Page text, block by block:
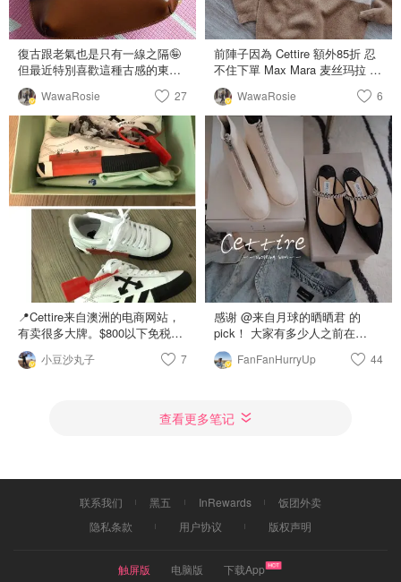
復古跟老氣也是只有一線之隔🤪
但最近特別喜歡這種古感的東西
在 Shopbop 上看到驚為天人
（有沒有這麼誇張🤣) 但還沒等
到階梯打折這款竟然就賣完了⁉️
看來跟我有相同喜好的還是很多
正好前幾天在 Cettire 上逛到 還
有額外折扣價錢很不錯 立刻就下
單了哈哈哈 送貨很快 兩天收貨
收到真的覺得很美 皮質太好了
又香 看看那光澤 這根本是
Celine 赛琳 box平替吧 當然不是
說長相啦是皮質 不過同樣就是怕
刮 感覺不好打理 背起來方便性
也差一點 畢竟只能肩背不能斜挎
又有點猶豫要不要留🤔
WawaRosie 27
前陣子因為 Cettire 額外85折 忍
不住下單 Max Mara 麦丝玛拉 毛
衣 100% virgin wool 一件折扣完
$231 感覺好香啊 所以一次下了
兩件不同色 等了大概四天就收到
DHL 還是很快速方便 不過開箱後
我囧了 怎麼兩件一模一樣寄來
還以為是自己下錯單 上網查了一
下沒錯啊 看來是發錯貨 歪腰😰
不過也還好發錯貨 試穿發現S碼
有些緊 還是M碼舒服 所以直接就
把S給退了 有點可惜沒看到實物
的藍/白色 感覺也很可愛呀🥺 不
過這裡還是要幫 Cettire說一下 我
買過很多次 只有這次出錯 是靠
譜的網站 都從義大利發貨 現在
也能免費退貨 方便許多 他家價
格都比其他電商有優勢 再加上折
扣碼的時候又更優惠 有興趣還是
可以嘗試🤓
WawaRosie 6
📍Cettire来自澳洲的电商网站，
有卖很多大牌。$800以下免税，
$250以上免运费。 之前看到对这
个网站不好的评价，还挺担心。
的低帮小白鞋，皮质的。刚好有
我的码 （原价好像$300多还是
下，比较好打理。淡绿色的盒
子，还送一个防尘袋。 关于码
数，码很正，我一般穿36买的也
是36。就是穿进去不大不小，穿
者潮一些都可。记得当时种草这
小豆沙丸子 7
感谢 @来自月球的晒晒君 的
pick！ 大家有多少人之前在
Cettire买过东西？相比于
Ssense，Farfetch 和NAP，这家
但渐渐的就发现了其妙不可言🤪
Cettire是来自澳大利亚的新晋网
红的 Bottega Veneta 宝缇嘉 ，
Fendi 芬迪 ， Gucci 古驰 ，
Loewe 罗意威 等等每次上新都很
全，包括很多电商不提供的
家都能买到！同时，他家还有许
多网红设计师品牌，像是 Guidi
FanFanHurryUp 44
查看更多笔记
联系我们 黑五 InRewards
饭团外卖
隐私条款
用户协议 版权声明
触屏版 电脑版 下载App